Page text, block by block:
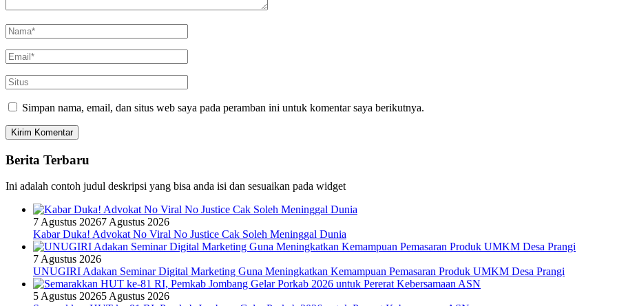
Simpan nama, email, dan situs web saya pada peramban ini untuk komentar saya berikutnya.
Berita Terbaru
Ini adalah contoh judul deskripsi yang bisa anda isi dan sesuaikan pada widget
7 Agustus 20267 Agustus 2026
Kabar Duka! Advokat No Viral No Justice Cak Soleh Meninggal Dunia
7 Agustus 2026
UNUGIRI Adakan Seminar Digital Marketing Guna Meningkatkan Kemampuan Pemasaran Produk UMKM Desa Prangi
5 Agustus 20265 Agustus 2026